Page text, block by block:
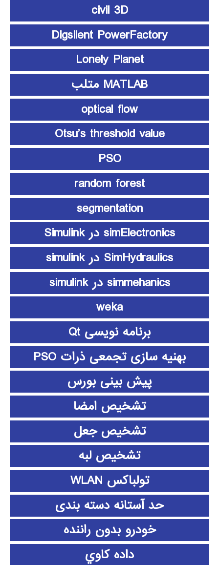
civil 3D
Digsilent PowerFactory
Lonely Planet
MATLAB متلب
optical flow
Otsu’s threshold value
PSO
random forest
segmentation
simElectronics در Simulink
SimHydraulics در simulink
simmehanics در simulink
weka
برنامه نویسی Qt
بهنیه سازی تجمعی ذرات PSO
پیش بینی بورس
تشخیص امضا
تشخیص جعل
تشخیص لبه
تولباکس WLAN
حد آستانه دسته بندی
خودرو بدون راننده
داده كاوي